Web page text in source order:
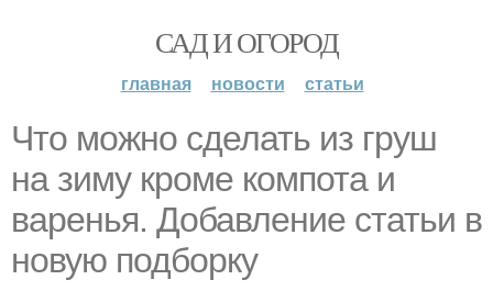
САД И ОГОРОД
главная новости статьи
Что можно сделать из груш
на зиму кроме компота и
варенья. Добавление статьи в
новую подборку